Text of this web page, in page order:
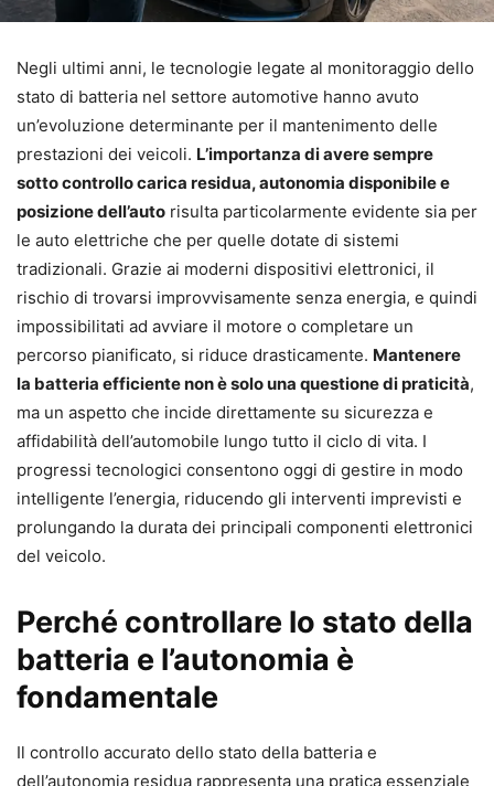
Negli ultimi anni, le tecnologie legate al monitoraggio dello
stato di batteria nel settore automotive hanno avuto
un’evoluzione determinante per il mantenimento delle
prestazioni dei veicoli. L’importanza di avere sempre
sotto controllo carica residua, autonomia disponibile e
posizione dell’auto risulta particolarmente evidente sia per
le auto elettriche che per quelle dotate di sistemi
tradizionali. Grazie ai moderni dispositivi elettronici, il
rischio di trovarsi improvvisamente senza energia, e quindi
impossibilitati ad avviare il motore o completare un
percorso pianificato, si riduce drasticamente. Mantenere
la batteria efficiente non è solo una questione di praticità,
ma un aspetto che incide direttamente su sicurezza e
affidabilità dell’automobile lungo tutto il ciclo di vita. I
progressi tecnologici consentono oggi di gestire in modo
intelligente l’energia, riducendo gli interventi imprevisti e
prolungando la durata dei principali componenti elettronici
del veicolo.
Perché controllare lo stato della
batteria e l’autonomia è
fondamentale
Il controllo accurato dello stato della batteria e
dell’autonomia residua rappresenta una pratica essenziale